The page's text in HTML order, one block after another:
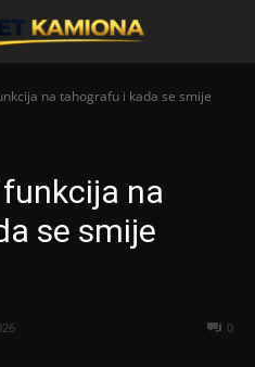
na tahografu i kada se smije
na
se smije
0